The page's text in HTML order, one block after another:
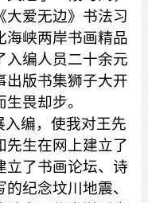
大爱无边》书法习
海峡两岸书画精品
入编人员二十余元
出版书集狮子大开
畏却步。
入编，使我对王先
先生在网上建立了
立了书画论坛、诗
纪念坟川地震、